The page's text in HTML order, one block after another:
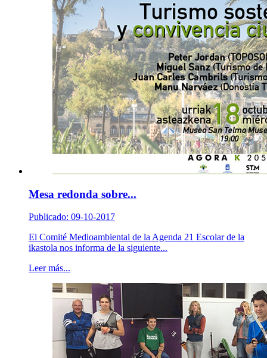
Mesa redonda sobre...
Publicado: 09-10-2017
El Comité Medioambiental de la Agenda 21 Escolar de la
ikastola nos informa de la siguiente...
Leer más...